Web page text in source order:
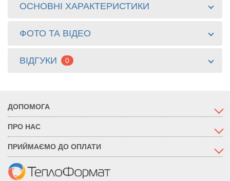
ОСНОВНІ ХАРАКТЕРИСТИКИ
ФОТО ТА ВІДЕО
ВІДГУКИ 0
ДОПОМОГА
ПРО НАС
ПРИЙМАЄМО ДО ОПЛАТИ